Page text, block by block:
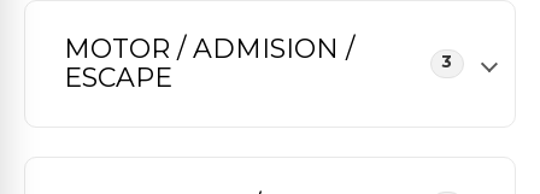
MOTOR / ADMISION /
ESCAPE
3